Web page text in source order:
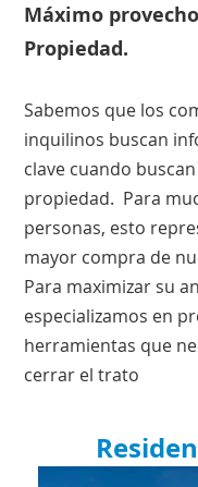
Máximo
Propiedad.
Sabemos que los
inquilinos buscan
clave cuando
propiedad. Para
personas, esto
mayor compra de
Para maximizar su
especializamos en
herramientas que
cerrar el trato